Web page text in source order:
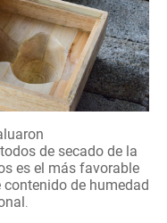
de secado de la
es el más favorable
de humedad
.